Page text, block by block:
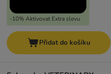
-10% Aktivovat Extra slevu
Přidat do košíku